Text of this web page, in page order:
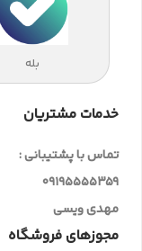
بله
خدمات مشتریان
تماس با پشتیبانی :
09195555359
مهدی ویسی
مجوزهای فروشگاه